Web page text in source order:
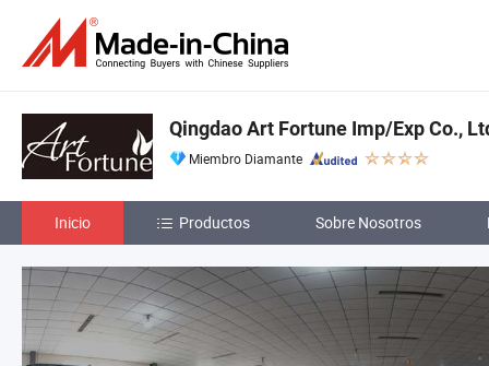
Qingdao Art Fortune Imp/Exp Co.,
Miembro Diamante
Inicio Productos Sobre Nosotros